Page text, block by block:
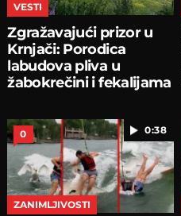
VESTI
Zgražavajući prizor u
Krnjači: Porodica
labudova pliva u
žabokrečini i fekalijama
0:38
0
ZANIMLJIVOSTI